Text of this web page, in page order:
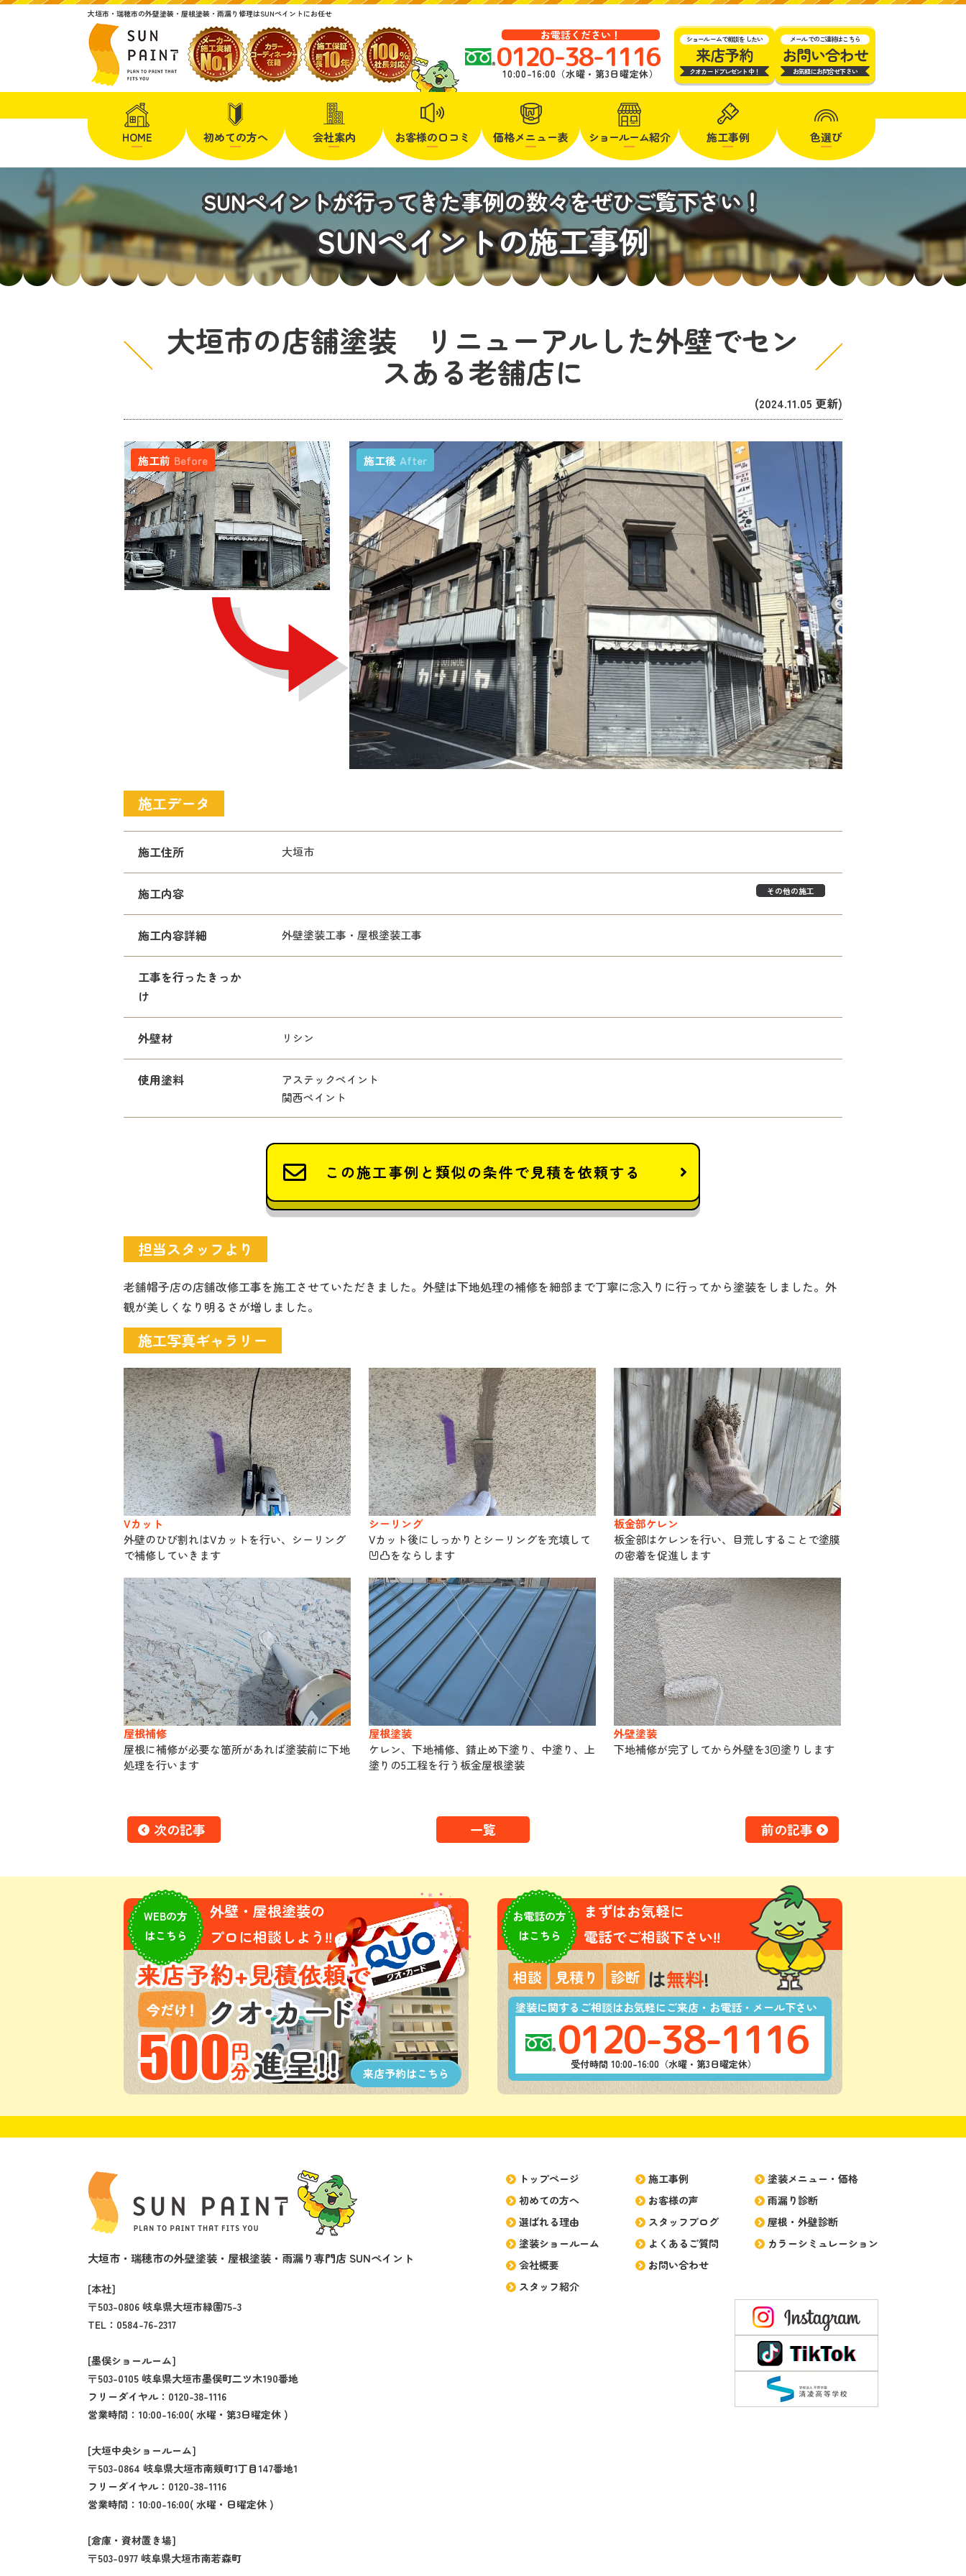
大垣市・瑞穂市の外壁塗装・屋根塗装・雨漏り修理はSUNペイントにお任せ
お電話ください！
0120-38-1116
10:00-16:00（水曜・第3日曜定休）
ショールームで相談をしたい
来店予約
クオカードプレゼント中！
メールでのご連絡はこちら
お問い合わせ
お気軽にお問合せ下さい
HOME 初めての方へ 会社案内 お客様の口コミ 価格メニュー表 ショールーム紹介 施工事例 色選び
SUNペイントが行ってきた事例の数々をぜひご覧下さい！
SUNペイントの施工事例
大垣市の店舗塗装 リニューアルした外壁でセン
スある老舗店に
(2024.11.05 更新)
施工後 After
施工前 Before
施工データ
施工住所 大垣市
施工内容 店舗塗装
外壁塗装
屋根塗装
防水工事
その他の施工
施工内容詳細 外壁塗装工事・屋根塗装工事
工事を行ったきっか
け
外壁材 リシン
使用塗料
アステックペイント
関西ペイント
この施工事例と類似の条件で見積を依頼する
担当スタッフより
老舗帽子店の店舗改修工事を施工させていただきました。外壁は下地処理の補修を細部まで丁寧に念入りに行ってから塗装をしました。外
観が美しくなり明るさが増しました。
施工写真ギャラリー
Vカット
外壁のひび割れはVカットを行い、シーリング
で補修していきます
シーリング
Vカット後にしっかりとシーリングを充填して
凹凸をならします
板金部ケレン
板金部はケレンを行い、目荒しすることで塗膜
の密着を促進します
屋根補修
屋根に補修が必要な箇所があれば塗装前に下地
処理を行います
屋根塗装
ケレン、下地補修、錆止め下塗り、中塗り、上
塗りの5工程を行う板金屋根塗装
外壁塗装
下地補修が完了してから外壁を3回塗りします
次の記事 一覧 前の記事
お電話の方
はこちら
まずはお気軽に
電話でご相談下さい!!
相談
見積り 診断 は無料!
塗装に関するご相談はお気軽にご来店・お電話・メール下さい
0120-38-1116
受付時間 10:00-16:00（水曜・第3日曜定休）
WEBの方
はこちら
外壁・屋根塗装の
プロに相談しよう!!
来店予約はこちら
大垣市・瑞穂市の外壁塗装・屋根塗装・雨漏り専門店 SUNペイント
[本社]
〒503-0806 岐阜県大垣市緑園75-3
TEL： 0584-76-2317
[墨俣ショールーム]
〒503-0105 岐阜県大垣市墨俣町二ツ木190番地
フリーダイヤル： 0120-38-1116
営業時間：10:00-16:00( 水曜・第3日曜定休 )
[大垣中央ショールーム]
〒503-0864 岐阜県大垣市南頬町1丁目147番地1
フリーダイヤル： 0120-38-1116
営業時間：10:00-16:00( 水曜・日曜定休 )
[倉庫・資材置き場]
〒503-0977 岐阜県大垣市南若森町
トップページ
初めての方へ
選ばれる理由
塗装ショールーム
会社概要
スタッフ紹介
施工事例
お客様の声
スタッフブログ
よくあるご質問
お問い合わせ
塗装メニュー・価格
雨漏り診断
屋根・外壁診断
カラーシミュレーション